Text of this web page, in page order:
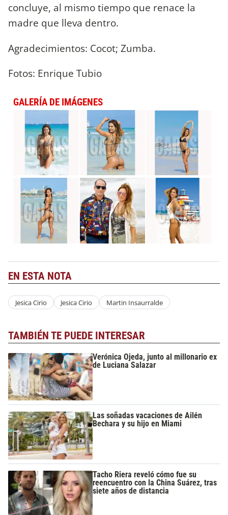
concluye, al mismo tiempo que renace la
madre que lleva dentro.
Agradecimientos: Cocot; Zumba.
Fotos: Enrique Tubio
GALERÍA DE IMÁGENES
EN ESTA NOTA
Jesica Cirio Jesica Cirio Martin Insaurralde
TAMBIÉN TE PUEDE INTERESAR
Verónica Ojeda, junto al millonario ex
de Luciana Salazar
Las soñadas vacaciones de Ailén
Bechara y su hijo en Miami
Tacho Riera reveló cómo fue su
reencuentro con la China Suárez, tras
siete años de distancia